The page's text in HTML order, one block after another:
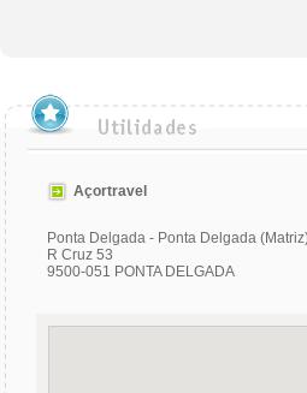
Açortravel
Ponta Delgada - Ponta Delgada
R Cruz 53
9500-051 PONTA DELGADA